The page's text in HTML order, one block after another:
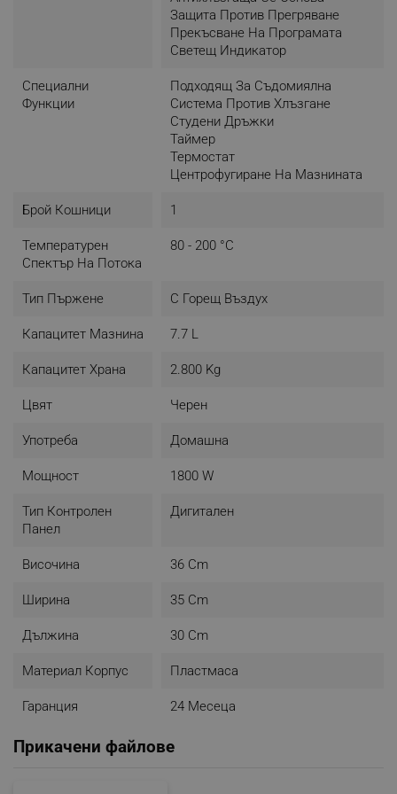
разпределение на топлината,
гарантирайки отлични резултати.
Бързо, лесно и вкусно - просто
предварително зададени програми, които
между различни опции за пържене, печене и
на температурата и времето, гарантирайки
Защита Против Прегряване
Прекъсване На Програмата
Светещ Индикатор
Специални
Функции
Подходящ За Съдомиялна
Система Против Хлъзгане
Студени Дръжки
Таймер
Термостат
Центрофугиране На Мазнината
Брой Кошници 1
Температурен
Спектър На Потока
80 - 200 °C
Тип Пържене С Горещ Въздух
Капацитет Мазнина 7.7 L
Капацитет Храна 2.800 Kg
Цвят Черен
Употреба Домашна
Мощност 1800 W
Тип Контролен
Панел
Дигитален
Височина 36 Cm
Ширина 35 Cm
Дължина 30 Cm
Материал Корпус Пластмаса
Гаранция 24 Месеца
Прикачени файлове